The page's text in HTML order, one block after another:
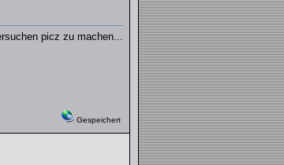
picz zu machen...
Gespeichert